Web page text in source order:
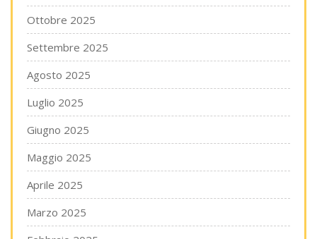
Ottobre 2025
Settembre 2025
Agosto 2025
Luglio 2025
Giugno 2025
Maggio 2025
Aprile 2025
Marzo 2025